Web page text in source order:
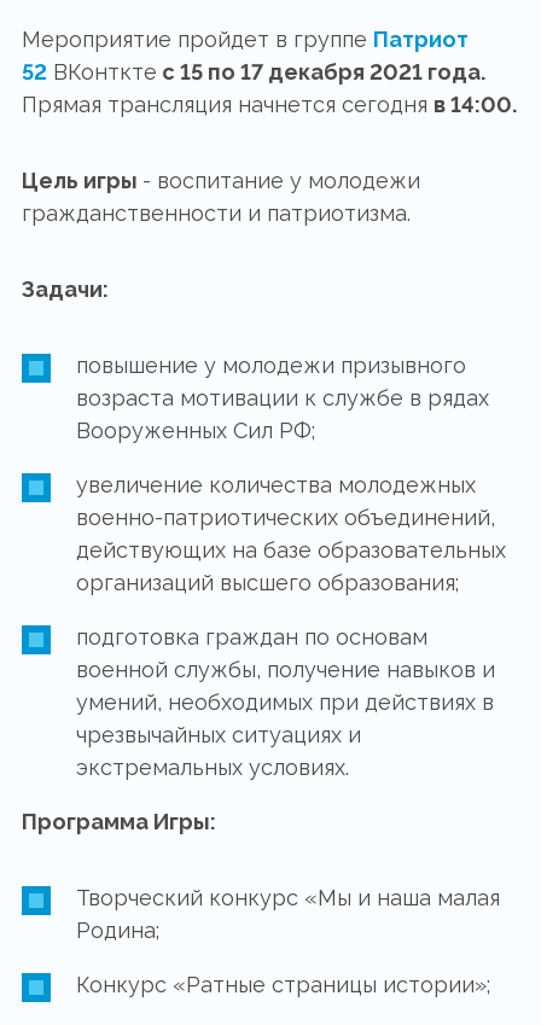
Мероприятие пройдет в группе Патриот
52 ВКонткте с 15 по 17 декабря 2021 года.
Прямая трансляция начнется сегодня в 14:00.
Цель игры - воспитание у молодежи
гражданственности и патриотизма.
Задачи:
повышение у молодежи призывного
возраста мотивации к службе в рядах
Вооруженных Сил РФ;
увеличение количества молодежных
военно-патриотических объединений,
действующих на базе образовательных
организаций высшего образования;
подготовка граждан по основам
военной службы, получение навыков и
умений, необходимых при действиях в
чрезвычайных ситуациях и
экстремальных условиях.
Программа Игры:
Творческий конкурс «Мы и наша малая
Родина;
Конкурс «Ратные страницы истории»;